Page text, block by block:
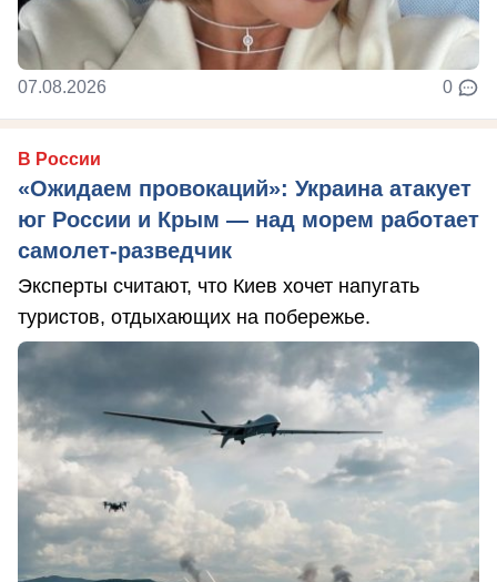
07.08.2026 0
В России
«Ожидаем провокаций»: Украина атакует
юг России и Крым — над морем работает
самолет-разведчик
Эксперты считают, что Киев хочет напугать
туристов, отдыхающих на побережье.